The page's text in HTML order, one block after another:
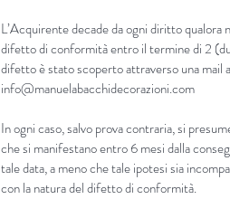
L’Acquirente decade da ogni diritto qualora
difetto di conformità entro il termine di 2
difetto è stato scoperto attraverso una mail a
info@manuelabacchidecorazioni.com
In ogni caso, salvo prova contraria, si
che si manifestano entro 6 mesi dalla
tale data, a meno che tale ipotesi sia
con la natura del difetto di conformità.